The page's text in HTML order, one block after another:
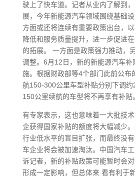
驶上了快车道。记者从业内了解到
展，今年新能源汽车领域围绕基础
方面或还将连续有重要政策出台，
降低和服务质量提升，进一步促进
的拓展。 一方面是政策强力推动，
调整。6月12日，新的新能源汽车补
施。根据财政部等4个部门此前公布
航150-300公里车型补贴分别下调
150公里续航的车型将不再享有补贴。
有专家表示，这也意味着一大批技
企获得国家补贴的额度将大幅减少
行业低水平的盲目扩张，而最终没
车企业将会被加速淘汰。中国汽车
诉记者，新的补贴政策可能暂时会
形成一定影响，但总体来 看有利于